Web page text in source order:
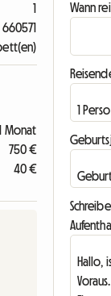
1
660571
Monat
750 €
40 €
Wann